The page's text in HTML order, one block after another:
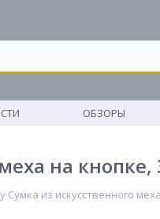
ОБЗОРЫ
на кнопке,
Сумка из искусственного